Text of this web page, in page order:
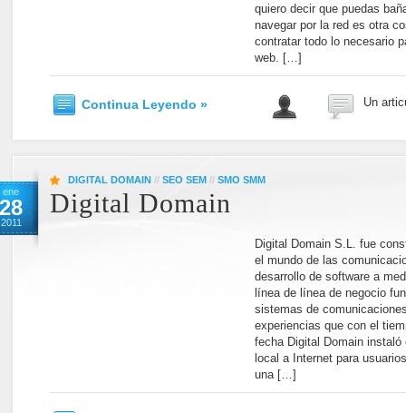
quiero decir que puedas
navegar por la red es otra
contratar todo lo necesario
web. […]
Continua Leyendo » Un
ene
28
2011
DIGITAL DOMAIN // SEO SEM // SMO SMM
Digital Domain
Digital Domain S.L. fue
el mundo de las
desarrollo de software a
línea de línea de negocio
sistemas de
experiencias que con el
fecha Digital Domain
local a Internet para
una […]